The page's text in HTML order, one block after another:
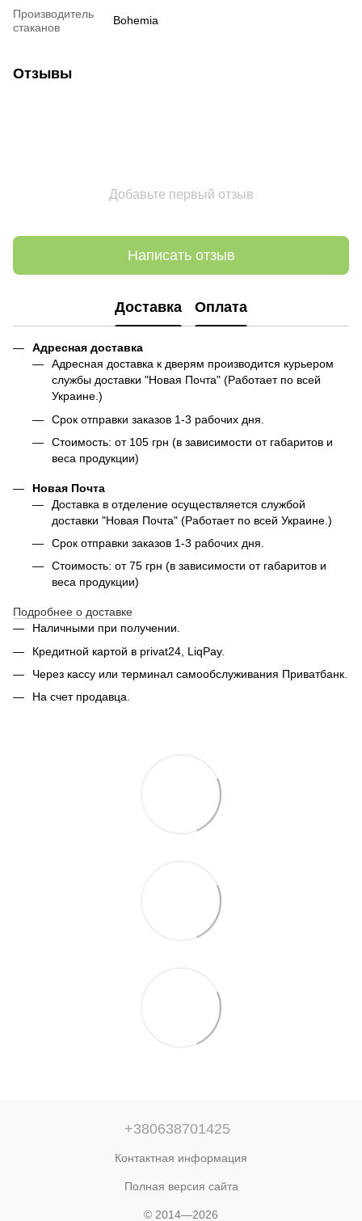
Производитель
стаканов
Bohemia
Отзывы
Добавьте первый отзыв
Написать отзыв
Доставка Оплата
Адресная доставка
Адресная доставка к дверям производится курьером
службы доставки "Новая Почта" (Работает по всей
Украине.)
Срок отправки заказов 1-3 рабочих дня.
Стоимость: от 105 грн (в зависимости от габаритов и
веса продукции)
Новая Почта
Доставка в отделение осуществляется службой
доставки "Новая Почта" (Работает по всей Украине.)
Срок отправки заказов 1-3 рабочих дня.
Стоимость: от 75 грн (в зависимости от габаритов и
веса продукции)
Подробнее о доставке
Наличными при получении.
Кредитной картой в privat24, LiqPay.
Через кассу или терминал самообслуживания Приватбанк.
На счет продавца.
+380638701425
Контактная информация
Полная версия сайта
© 2014—2026